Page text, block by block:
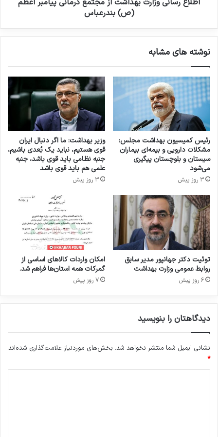
ی
ا
ن
غ
ا
و
د
ا
ر
و
ا
ع
ل
ا
م
ک
ر
د
ک
ر
م
ا
ن
و
ر
،
ر
ی
م
ر
ک
ز
ر
و
ا
ب
ط
م
م
ا
ط
ل
(ص) بندرعباس
نوشته های مشابه
رئیس کمیسیون بهداشت مجلس:
مشکلات دارویی و بیمه‌ای بیماران
سیستان و بلوچستان پیگیری
می‌شود
3 روز پیش
وزیر بهداشت: ما اگر دنبال ایران
قوی هستیم، نباید یک بُعدی باشیم،
جنبه نظامی باید قوی باشد، جنبه
علمی هم باید قوی باشد
3 روز پیش
توئیت دکتر جهانپور مدیر سابق
روابط عمومی وزارت بهداشت
6 روز پیش
امکان واردات کالاهای اساسی از
گمرکات همه استان‌ها فراهم شد.
7 روز پیش
دیدگاهتان را بنویسید
نشانی ایمیل شما منتشر نخواهد شد. بخش‌های موردنیاز علامت‌گذاری شده‌اند
*